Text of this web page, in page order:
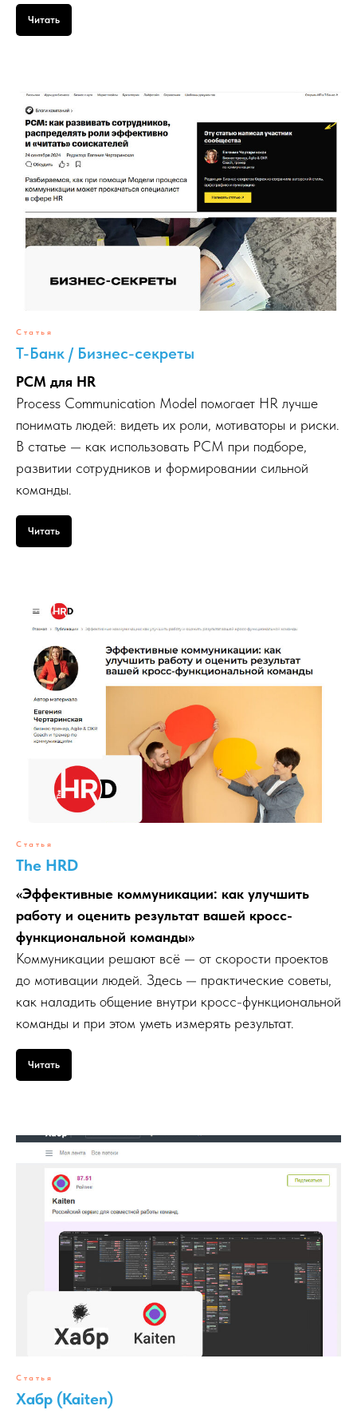
Читать
Статья
T-Банк / Бизнес-секреты
PCM для HR
Process Communication Model помогает HR лучше
понимать людей: видеть их роли, мотиваторы и риски.
В статье — как использовать PCM при подборе,
развитии сотрудников и формировании сильной
команды.
Читать
Статья
The HRD
«Эффективные коммуникации: как улучшить
работу и оценить результат вашей кросс-
функциональной команды»
Коммуникации решают всё — от скорости проектов
до мотивации людей. Здесь — практические советы,
как наладить общение внутри кросс-функциональной
команды и при этом уметь измерять результат.
Читать
Статья
Хабр (Kaiten)